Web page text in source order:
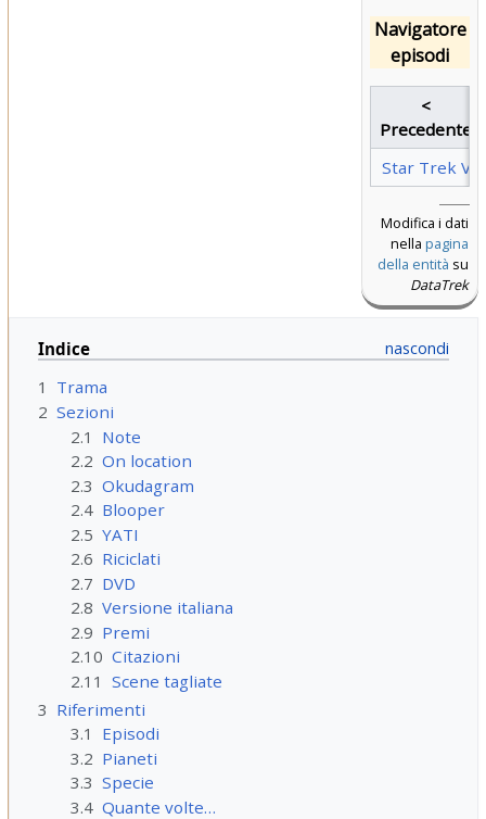
Navigatore
episodi
<
Precedente
Star Trek V
Modifica i dati
nella pagina
della entità su
DataTrek
Indice
1
Trama
2 Sezioni
2.1
Note
2.2 On location
2.3 Okudagram
2.4 Blooper
2.5 YATI
2.6 Riciclati
2.7 DVD
2.8 Versione italiana
2.9 Premi
2.10 Citazioni
2.11
Scene tagliate
3 Riferimenti
3.1
Episodi
3.2 Pianeti
3.3 Specie
3.4 Quante volte…